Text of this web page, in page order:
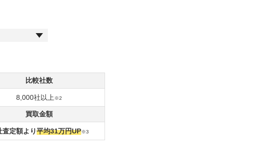
比較社数
8,000社以上 ※2
買取金額
査定額より平均31万円UP※3